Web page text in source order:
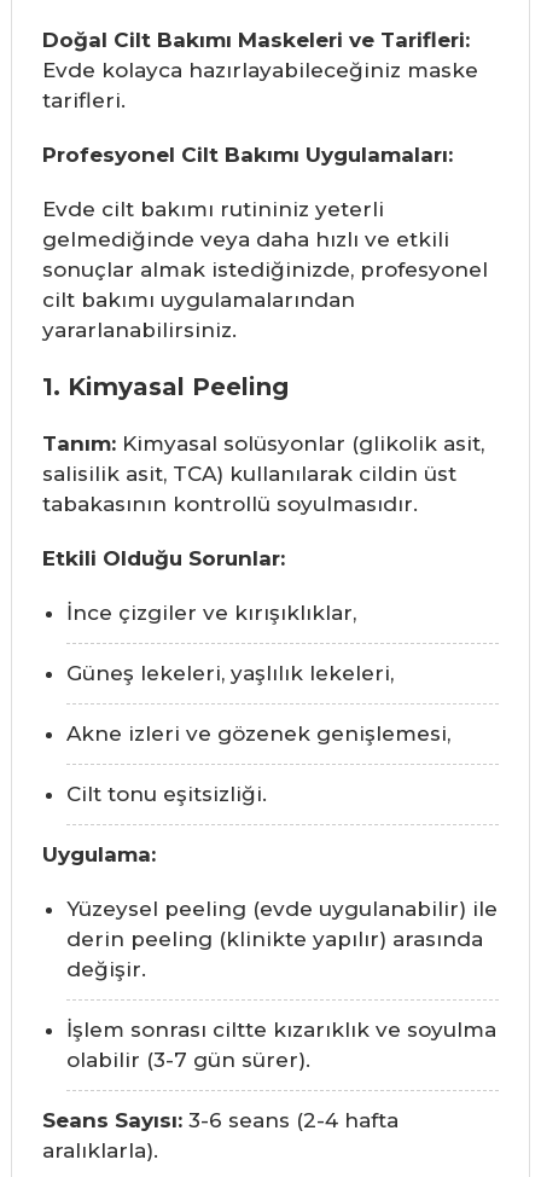
Doğal Cilt Bakımı Maskeleri ve Tarifleri:
Evde kolayca hazırlayabileceğiniz maske
tarifleri.
Profesyonel Cilt Bakımı Uygulamaları:
Evde cilt bakımı rutininiz yeterli
gelmediğinde veya daha hızlı ve etkili
sonuçlar almak istediğinizde, profesyonel
cilt bakımı uygulamalarından
yararlanabilirsiniz.
1. Kimyasal Peeling
Tanım:Kimyasal solüsyonlar (glikolik asit,
salisilik asit, TCA) kullanılarak cildin üst
tabakasının kontrollü soyulmasıdır.
Etkili Olduğu Sorunlar:
İnce çizgiler ve kırışıklıklar,
Güneş lekeleri, yaşlılık lekeleri,
Akne izleri ve gözenek genişlemesi,
Cilt tonu eşitsizliği.
Uygulama:
Yüzeysel peeling (evde uygulanabilir) ile
derin peeling (klinikte yapılır) arasında
değişir.
İşlem sonrası ciltte kızarıklık ve soyulma
olabilir (3-7 gün sürer).
Seans Sayısı:3-6 seans (2-4 hafta
aralıklarla).